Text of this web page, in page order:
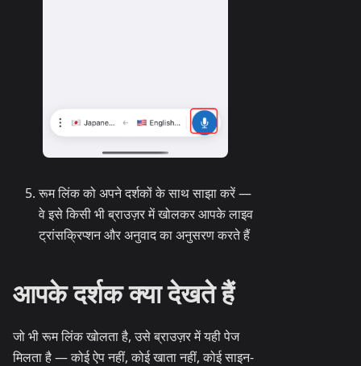
रूम लिंक को अपने दर्शकों के साथ साझा करें —
वे इसे किसी भी ब्राउज़र में खोलकर आपके लाइव
ट्रांसक्रिप्शन और अनुवाद का अनुसरण करते हैं
आपके दर्शक क्या देखते हैं
जो भी रूम लिंक खोलता है, उसे ब्राउज़र में यही पेज
मिलता है — कोई ऐप नहीं, कोई खाता नहीं, कोई साइन-